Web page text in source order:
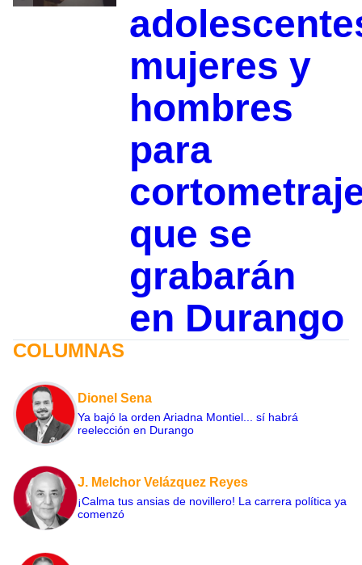
mujeres y
hombres
para
que se
grabarán
en Durango
COLUMNAS
Dionel Sena
Ya bajó la orden Ariadna Montiel... sí habrá
reelección en Durango
J. Melchor Velázquez Reyes
¡Calma tus ansias de novillero! La carrera política ya
comenzó